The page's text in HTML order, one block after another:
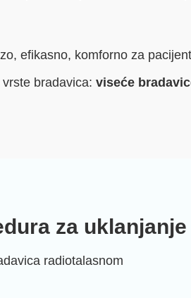
efikasno, komforno za
bradavica: viseće
za
radiotalasnom